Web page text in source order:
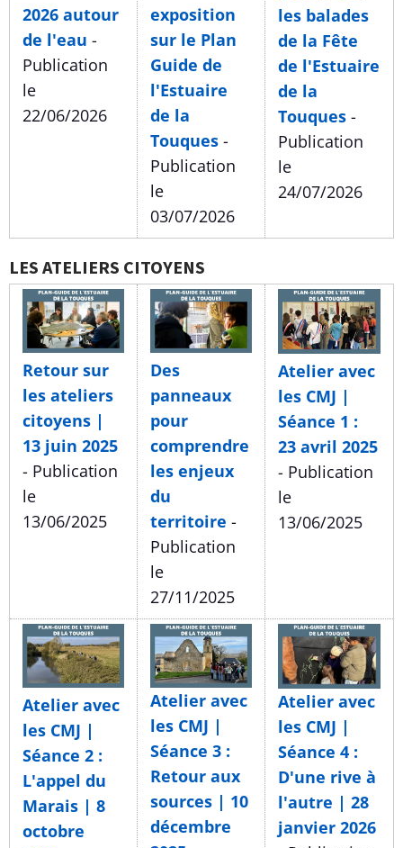
2026 autour
de l'eau -
Publication
le
22/06/2026
exposition
sur le Plan
Guide de
l'Estuaire
de la
Touques -
Publication
le
03/07/2026
les balades
de la Fête
de l'Estuaire
de la
Touques -
Publication
le
24/07/2026
LES ATELIERS CITOYENS
Retour sur
les ateliers
citoyens |
13 juin 2025
- Publication
le
13/06/2025
Des
panneaux
pour
comprendre
les enjeux
du
territoire -
Publication
le
27/11/2025
Atelier avec
les CMJ |
Séance 1 :
23 avril 2025
- Publication
le
13/06/2025
Atelier avec
les CMJ |
Séance 2 :
L'appel du
Marais | 8
octobre
Atelier avec
les CMJ |
Séance 3 :
Retour aux
sources | 10
décembre
Atelier avec
les CMJ |
Séance 4 :
D'une rive à
l'autre | 28
janvier 2026